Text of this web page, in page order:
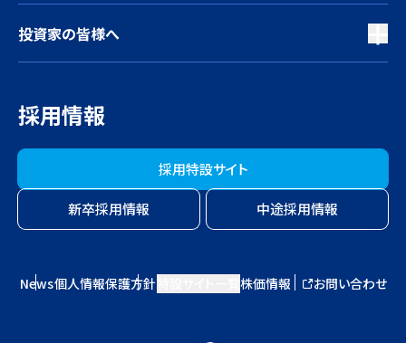
投資家の皆様へ
採用情報
採用特設サイト
新卒採用情報 中途採用情報
News個人情報保護方針 株価情報 お問い合わせ